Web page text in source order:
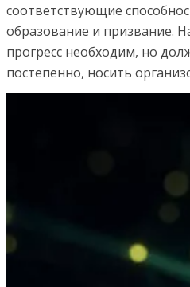
соответствующие
образование и призвание.
прогресс необходим, но
постепенно, носить